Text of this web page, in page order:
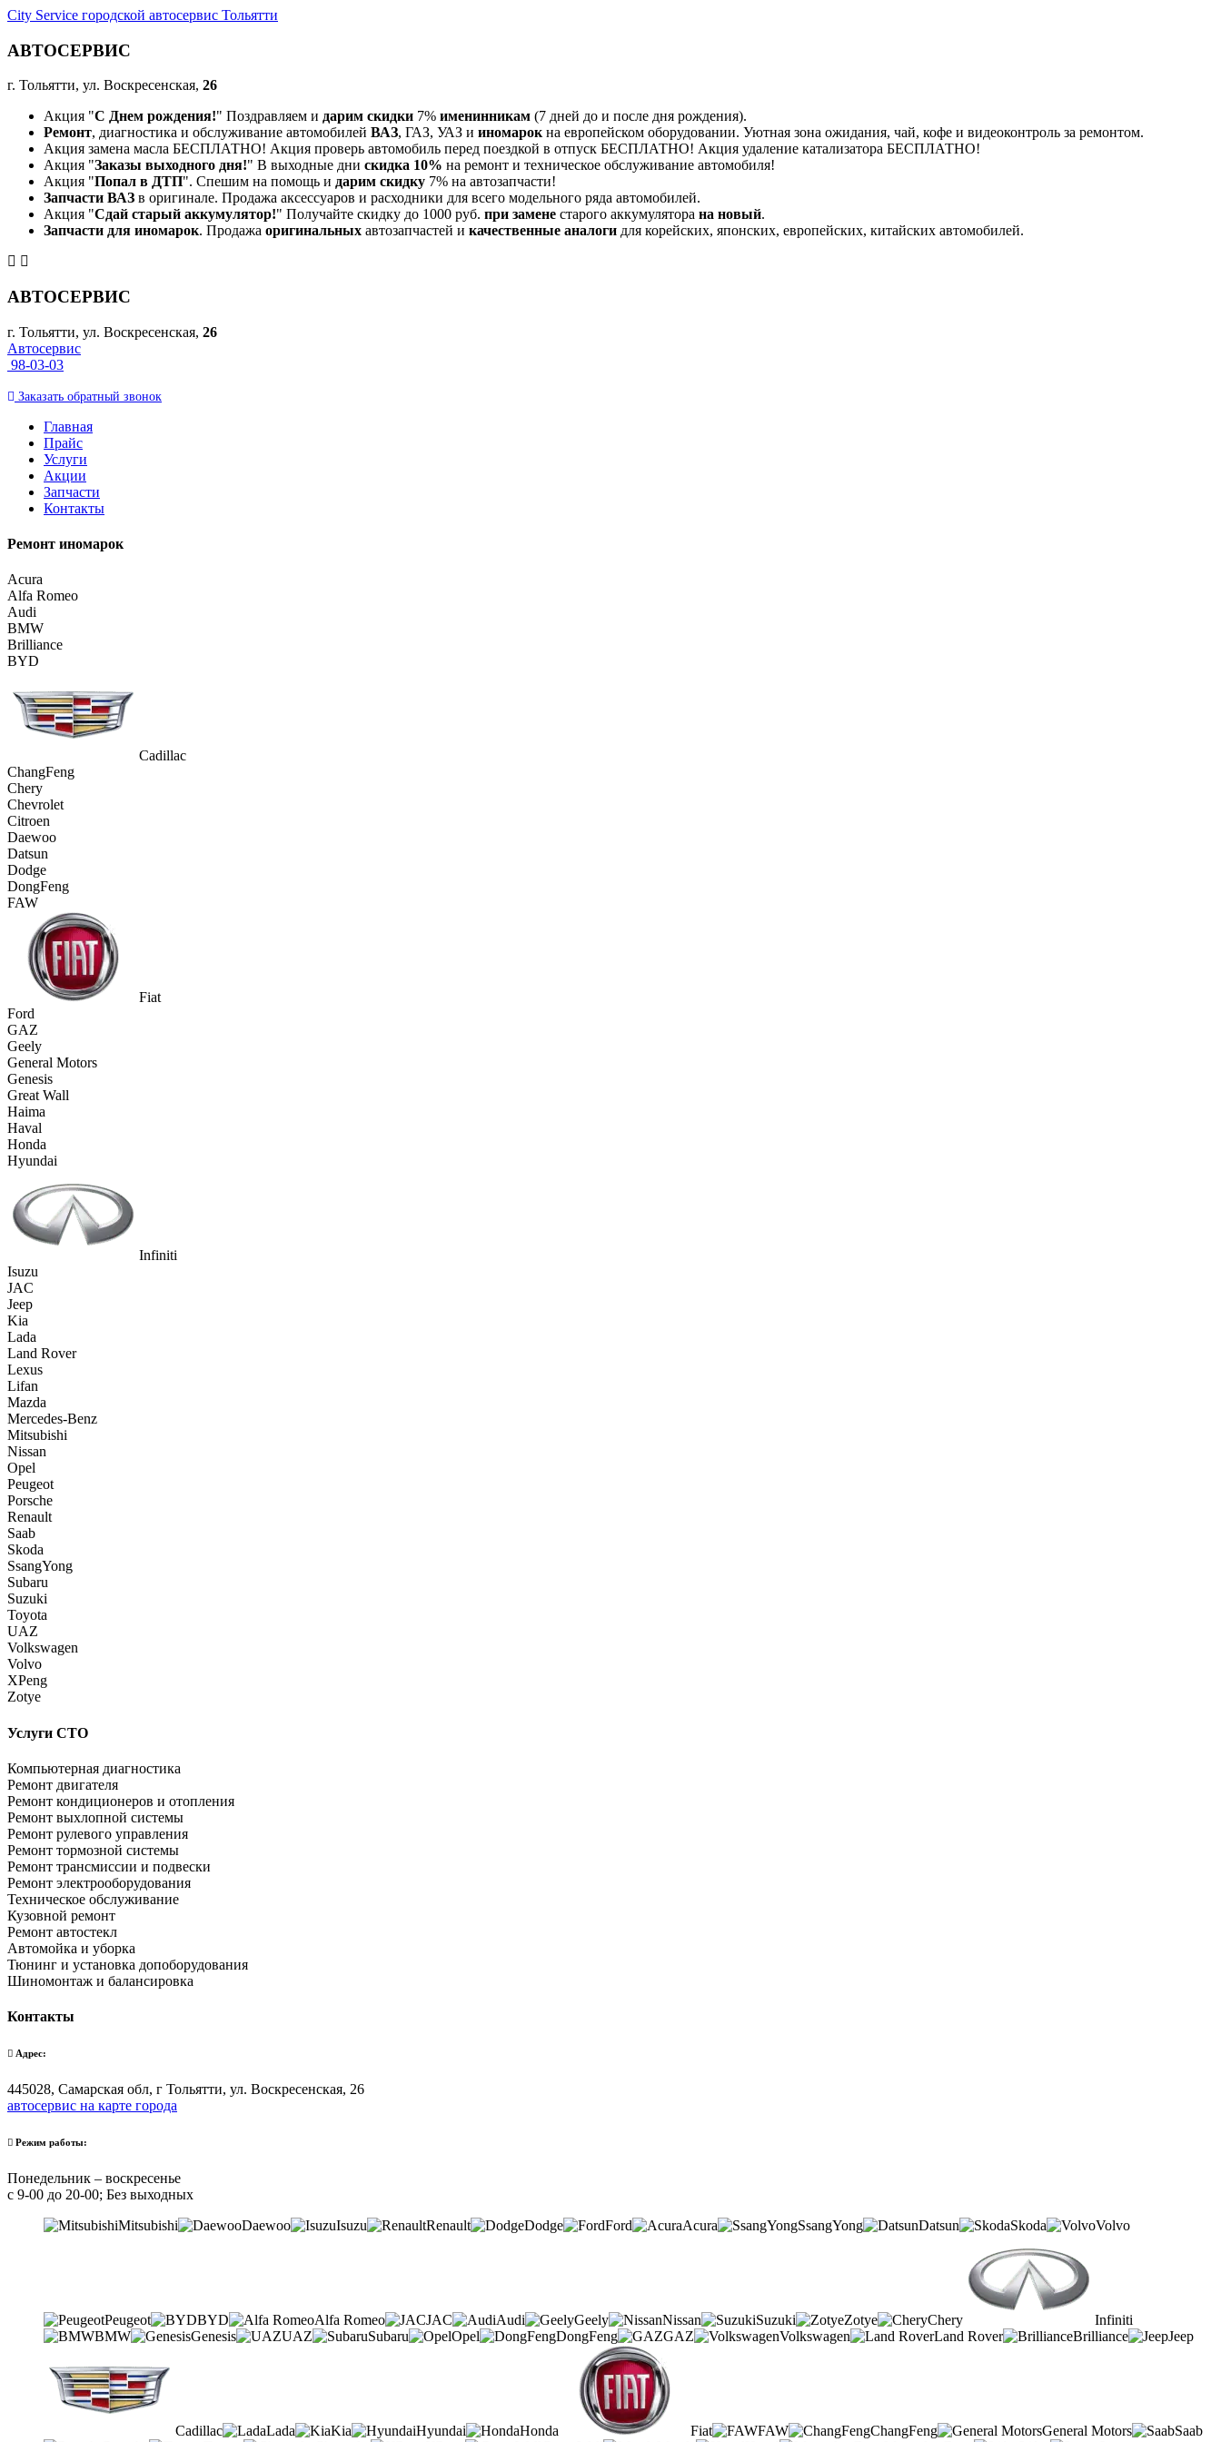
City Service городской автосервис Тольятти
АВТОСЕРВИС
г. Тольятти, ул. Воскресенская, 26
Акция "С Днем рождения!" Поздравляем и дарим скидки 7% именинникам (7 дней до и после дня рождения).
Ремонт, диагностика и обслуживание автомобилей ВАЗ, ГАЗ, УАЗ и иномарокна европейском оборудовании. Уютная зона ожидания, чай, кофе и видеоконтроль за ремонтом.
Акция замена масла БЕСПЛАТНО! Акция проверь автомобиль перед поездкой в отпуск БЕСПЛАТНО! Акция удаление катализатора БЕСПЛАТНО!
Акция "Заказы выходного дня!" В выходные дни скидка 10% на ремонт и техническое обслуживание автомобиля!
Акция "Попал в ДТП". Спешим на помощь и дарим скидку 7% на автозапчасти!
Запчасти ВАЗ в оригинале. Продажа аксессуаров и расходники для всего модельного ряда автомобилей.
Акция "Сдай старый аккумулятор!" Получайте скидку до 1000 руб. при замене старого аккумулятора на новый.
Запчасти для иномарок. Продажа оригинальных автозапчастей и качественные аналоги для корейских, японских, европейских, китайских автомобилей.
АВТОСЕРВИС
г. Тольятти, ул. Воскресенская, 26
Автосервис
98-03-03
Заказать обратный звонок
Главная
Прайс
Услуги
Акции
Запчасти
Контакты
Ремонт иномарок
Acura
Alfa Romeo
Audi
BMW
Brilliance
BYD
Cadillac
ChangFeng
Chery
Chevrolet
Citroen
Daewoo
Datsun
Dodge
DongFeng
FAW
Fiat
Ford
GAZ
Geely
General Motors
Genesis
Great Wall
Haima
Haval
Honda
Hyundai
Infiniti
Isuzu
JAC
Jeep
Kia
Lada
Land Rover
Lexus
Lifan
Mazda
Mercedes-Benz
Mitsubishi
Nissan
Opel
Peugeot
Porsche
Renault
Saab
Skoda
SsangYong
Subaru
Suzuki
Toyota
UAZ
Volkswagen
Volvo
XPeng
Zotye
Услуги СТО
Компьютерная диагностика
Ремонт двигателя
Ремонт кондиционеров и отопления
Ремонт выхлопной системы
Ремонт рулевого управления
Ремонт тормозной системы
Ремонт трансмиссии и подвески
Ремонт электрооборудования
Техническое обслуживание
Кузовной ремонт
Ремонт автостекл
Автомойка и уборка
Тюнинг и установка допоборудования
Шиномонтаж и балансировка
Контакты
Адрес:
445028, Самарская обл, г Тольятти, ул. Воскресенская, 26
автосервис на карте города
Режим работы:
Понедельник – воскресенье
с 9-00 до 20-00; Без выходных
Mitsubishi
Daewoo Isuzu Renault Dodge Ford Acura SsangYong Datsun Skoda Volvo
Peugeot BYD Alfa Romeo JAC Audi Geely Nissan Suzuki Zotye Chery
Infiniti
BMW
Genesis UAZ Subaru Opel DongFeng GAZ Volkswagen Land Rover Brilliance Jeep
Cadillac Lada Kia Hyundai Honda Fiat FAW ChangFeng General Motors
Saab